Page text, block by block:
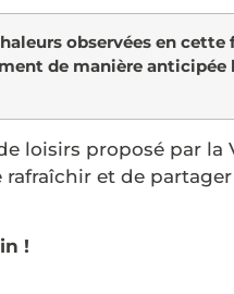
observées en
de manière anticipée
loisirs proposé par la
rafraîchir et de
!